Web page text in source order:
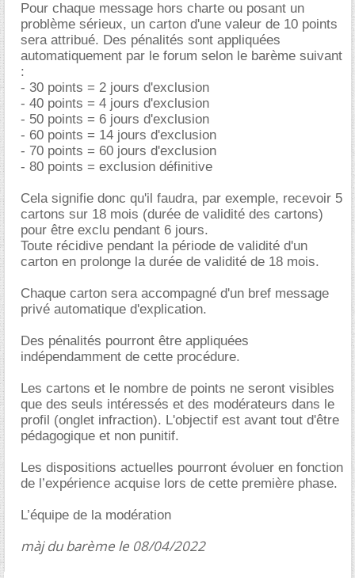
Pour chaque message hors charte ou posant un
problème sérieux, un carton d'une valeur de 10 points
sera attribué. Des pénalités sont appliquées
automatiquement par le forum selon le barème suivant
:
- 30 points = 2 jours d'exclusion
- 40 points = 4 jours d'exclusion
- 50 points = 6 jours d'exclusion
- 60 points = 14 jours d'exclusion
- 70 points = 60 jours d'exclusion
- 80 points = exclusion définitive
Cela signifie donc qu'il faudra, par exemple, recevoir 5
cartons sur 18 mois (durée de validité des cartons)
pour être exclu pendant 6 jours.
Toute récidive pendant la période de validité d'un
carton en prolonge la durée de validité de 18 mois.
Chaque carton sera accompagné d'un bref message
privé automatique d'explication.
Des pénalités pourront être appliquées
indépendamment de cette procédure.
Les cartons et le nombre de points ne seront visibles
que des seuls intéressés et des modérateurs dans le
profil (onglet infraction). L'objectif est avant tout d'être
pédagogique et non punitif.
Les dispositions actuelles pourront évoluer en fonction
de l’expérience acquise lors de cette première phase.
L’équipe de la modération
màj du barème le 08/04/2022